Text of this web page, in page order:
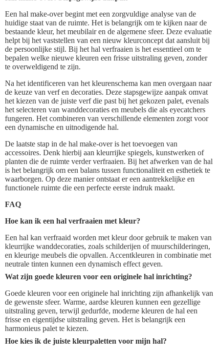
Een hal make-over begint met een zorgvuldige analyse van de
huidige staat van de ruimte. Het is belangrijk om te kijken naar de
bestaande kleur, het meubilair en de algemene sfeer. Deze evaluatie
helpt bij het vaststellen van een nieuw kleurconcept dat aansluit bij
de persoonlijke stijl. Bij het hal verfraaien is het essentieel om te
bepalen welke nieuwe kleuren een frisse uitstraling geven, zonder
te overweldigend te zijn.
Na het identificeren van het kleurenschema kan men overgaan naar
de keuze van verf en decoraties. Deze stapsgewijze aanpak omvat
het kiezen van de juiste verf die past bij het gekozen palet, evenals
het selecteren van wanddecoraties en meubels die als eyecatchers
fungeren. Het combineren van verschillende elementen zorgt voor
een dynamische en uitnodigende hal.
De laatste stap in de hal make-over is het toevoegen van
accessoires. Denk hierbij aan kleurrijke spiegels, kunstwerken of
planten die de ruimte verder verfraaien. Bij het afwerken van de hal
is het belangrijk om een balans tussen functionaliteit en esthetiek te
waarborgen. Op deze manier ontstaat er een aantrekkelijke en
functionele ruimte die een perfecte eerste indruk maakt.
FAQ
Hoe kan ik een hal verfraaien met kleur?
Een hal kan verfraaid worden met kleur door gebruik te maken van
kleurrijke wanddecoraties, zoals schilderijen of muurschilderingen,
en kleurige meubels die opvallen. Accentkleuren in combinatie met
neutrale tinten kunnen een dynamisch effect geven.
Wat zijn goede kleuren voor een originele hal inrichting?
Goede kleuren voor een originele hal inrichting zijn afhankelijk van
de gewenste sfeer. Warme, aardse kleuren kunnen een gezellige
uitstraling geven, terwijl gedurfde, moderne kleuren de hal een
frisse en eigentijdse uitstraling geven. Het is belangrijk een
harmonieus palet te kiezen.
Hoe kies ik de juiste kleurpaletten voor mijn hal?